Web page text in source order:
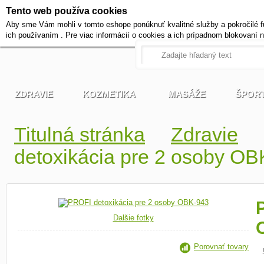
Titulná stránka
Zdravie
detoxikácia pre 2 osoby
Dalšie fotky
Porovnať tovary
Pracovné dni od 9 do 17 hodin
ZDRAVIE KOZMETIKA MASÁŽE
Tento web používa cookies
Aby sme Vám mohli v tomto eshope ponúknuť kvalitné služby a
ich používaním . Pre viac informácií o cookies a ich prípadnom blokovaní